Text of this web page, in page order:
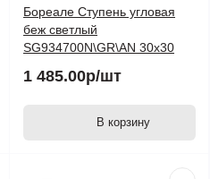
Бореале Ступень угловая
беж светлый
SG934700N\GR\AN 30х30
1 485.00р/шт
В корзину